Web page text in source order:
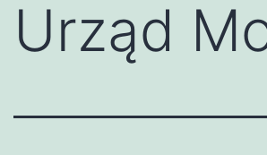
Urząd